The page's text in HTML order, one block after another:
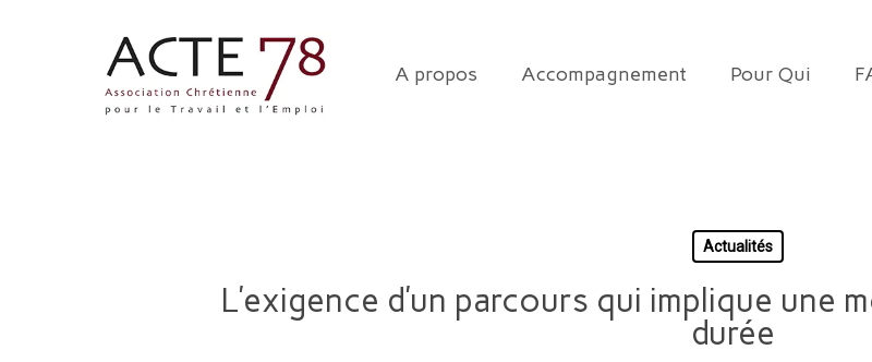
A propos Accompagnement Pour Qui
Actualités
L’exigence d’un parcours qui implique
durée